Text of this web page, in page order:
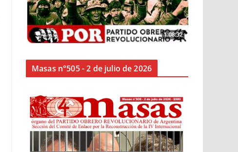
Masas n°505 - 2 de julio de 2026